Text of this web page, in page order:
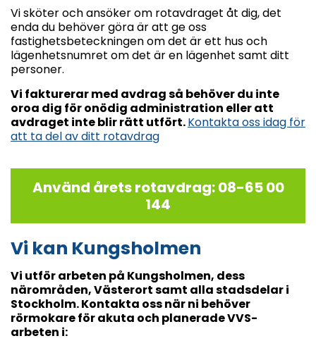
Vi sköter och ansöker om rotavdraget åt dig, det
enda du behöver göra är att ge oss
fastighetsbeteckningen om det är ett hus och
lägenhetsnumret om det är en lägenhet samt ditt
personer.
Vi fakturerar med avdrag så behöver du inte
oroa dig för onödig administration eller att
avdraget inte blir rätt utfört.Kontakta oss idag för
att ta del av ditt rotavdrag
Använd årets rotavdrag: 08-65 00
144
Vi kan Kungsholmen
Vi utför arbeten på Kungsholmen, dess
närområden, Västerort samt alla stadsdelar i
Stockholm. Kontakta oss när ni behöver
rörmokare för akuta och planerade VVS-
arbeten i: